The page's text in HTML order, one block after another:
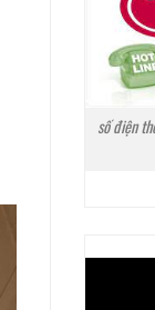
số điện